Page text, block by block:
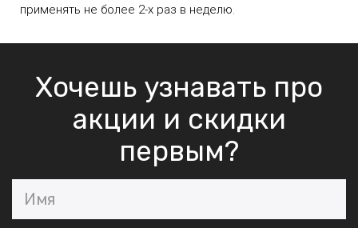
применять не более 2-х раз в неделю.
Хочешь узнавать про
акции и скидки
первым?